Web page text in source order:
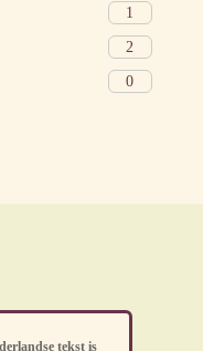
1
2
0
tekst is